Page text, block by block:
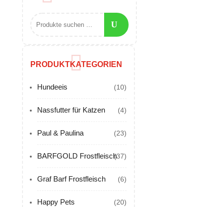
PRODUKTKATEGORIEN
Hundeeis (10)
Nassfutter für Katzen (4)
Paul & Paulina (23)
BARFGOLD Frostfleisch(37)
Graf Barf Frostfleisch (6)
Happy Pets (20)